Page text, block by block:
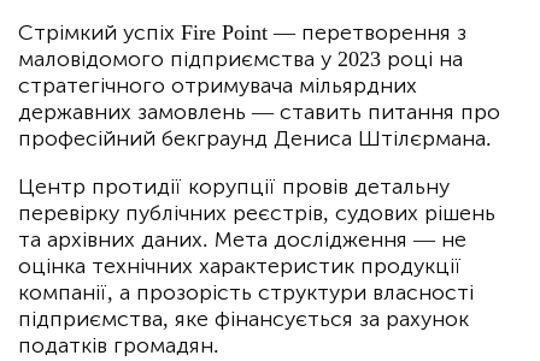
Стрімкий успіх Fire Point — перетворення з
маловідомого підприємства у 2023 році на
стратегічного отримувача мільярдних
державних замовлень — ставить питання про
професійний бекграунд Дениса Штілєрмана.
Центр протидії корупції провів детальну
перевірку публічних реєстрів, судових рішень
та архівних даних. Мета дослідження — не
оцінка технічних характеристик продукції
компанії, а прозорість структури власності
підприємства, яке фінансується за рахунок
податків громадян.